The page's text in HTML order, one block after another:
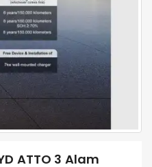
ATTO 3 Alam